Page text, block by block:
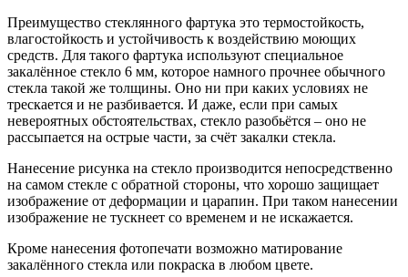
Преимущество стеклянного фартука это термостойкость,
влагостойкость и устойчивость к воздействию моющих
средств. Для такого фартука используют специальное
закалённое стекло 6 мм, которое намного прочнее обычного
стекла такой же толщины. Оно ни при каких условиях не
трескается и не разбивается. И даже, если при самых
невероятных обстоятельствах, стекло разобьётся – оно не
рассыпается на острые части, за счёт закалки стекла.
Нанесение рисунка на стекло производится непосредственно
на самом стекле с обратной стороны, что хорошо защищает
изображение от деформации и царапин. При таком нанесении
изображение не тускнеет со временем и не искажается.
Кроме нанесения фотопечати возможно матирование
закалённого стекла или покраска в любом цвете.